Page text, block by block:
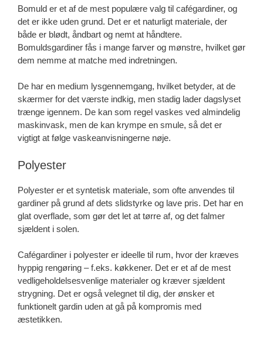
Bomuld er et af de mest populære valg til cafégardiner, og
det er ikke uden grund. Det er et naturligt materiale, der
både er blødt, åndbart og nemt at håndtere.
Bomuldsgardiner fås i mange farver og mønstre, hvilket gør
dem nemme at matche med indretningen.
De har en medium lysgennemgang, hvilket betyder, at de
skærmer for det værste indkig, men stadig lader dagslyset
trænge igennem. De kan som regel vaskes ved almindelig
maskinvask, men de kan krympe en smule, så det er
vigtigt at følge vaskeanvisningerne nøje.
Polyester
Polyester er et syntetisk materiale, som ofte anvendes til
gardiner på grund af dets slidstyrke og lave pris. Det har en
glat overflade, som gør det let at tørre af, og det falmer
sjældent i solen.
Cafégardiner i polyester er ideelle til rum, hvor der kræves
hyppig rengøring – f.eks. køkkener. Det er et af de mest
vedligeholdelsesvenlige materialer og kræver sjældent
strygning. Det er også velegnet til dig, der ønsker et
funktionelt gardin uden at gå på kompromis med
æstetikken.